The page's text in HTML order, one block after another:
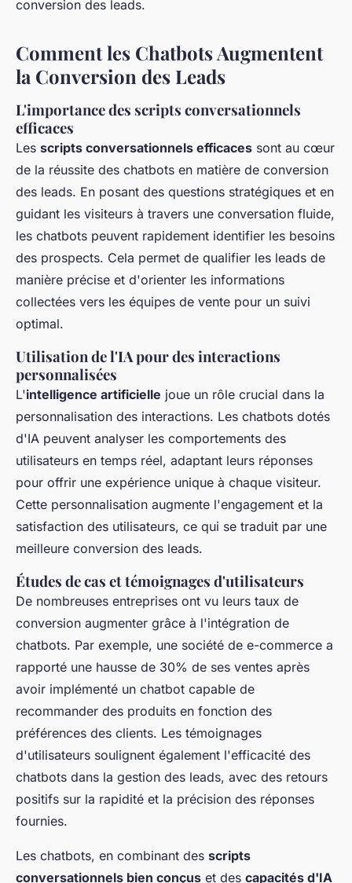
conversion des leads.
Comment les Chatbots Augmentent
la Conversion des Leads
L'importance des scripts conversationnels
efficaces
Les scripts conversationnels efficaces sont au cœur
de la réussite des chatbots en matière de conversion
des leads. En posant des questions stratégiques et en
guidant les visiteurs à travers une conversation fluide,
les chatbots peuvent rapidement identifier les besoins
des prospects. Cela permet de qualifier les leads de
manière précise et d'orienter les informations
collectées vers les équipes de vente pour un suivi
optimal.
Utilisation de l'IA pour des interactions
personnalisées
L'intelligence artificielle joue un rôle crucial dans la
personnalisation des interactions. Les chatbots dotés
d'IA peuvent analyser les comportements des
utilisateurs en temps réel, adaptant leurs réponses
pour offrir une expérience unique à chaque visiteur.
Cette personnalisation augmente l'engagement et la
satisfaction des utilisateurs, ce qui se traduit par une
meilleure conversion des leads.
Études de cas et témoignages d'utilisateurs
De nombreuses entreprises ont vu leurs taux de
conversion augmenter grâce à l'intégration de
chatbots. Par exemple, une société de e-commerce a
rapporté une hausse de 30% de ses ventes après
avoir implémenté un chatbot capable de
recommander des produits en fonction des
préférences des clients. Les témoignages
d'utilisateurs soulignent également l'efficacité des
chatbots dans la gestion des leads, avec des retours
positifs sur la rapidité et la précision des réponses
fournies.
Les chatbots, en combinant des scripts
conversationnels bien conçus et des capacités d'IA